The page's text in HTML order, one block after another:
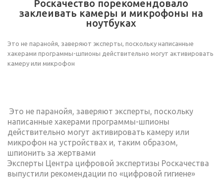
Роскачество порекомендовало
заклеивать камеры и микрофоны на
ноутбуках
Это не паранойя, заверяют эксперты, поскольку написанные
хакерами программы-шпионы действительно могут активировать
камеру или микрофон
Это не паранойя, заверяют эксперты, поскольку
написанные хакерами программы-шпионы
действительно могут активировать камеру или
микрофон на устройствах и, таким образом,
шпионить за жертвами
Эксперты Центра цифровой экспертизы Роскачества
выпустили рекомендации по «цифровой гигиене»